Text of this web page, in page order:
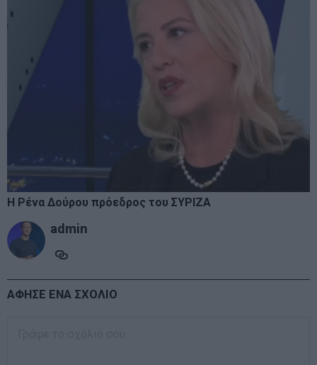
Η Ρένα Δούρου πρόεδρος του ΣΥΡΙΖΑ
admin
ΑΦΗΣΕ ΕΝΑ ΣΧΟΛΙΟ